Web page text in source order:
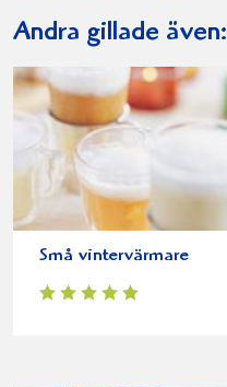
Andra gillade även:
Små vintervärmare